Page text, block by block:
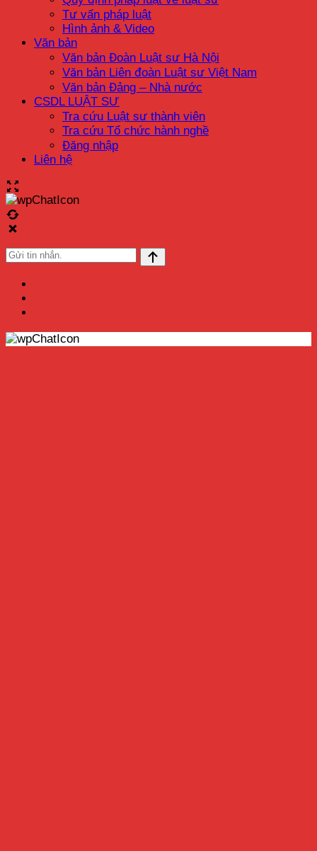
Tư vấn pháp luật
Hình ảnh & Video
Văn bản
Văn bản Đoàn Luật sư Hà Nội
Văn bản Liên đoàn Luật sư Việt Nam
Văn bản Đảng – Nhà nước
CSDL LUẬT SƯ
Tra cứu Luật sư thành viên
Tra cứu Tổ chức hành nghề
Đăng nhập
Liên hệ